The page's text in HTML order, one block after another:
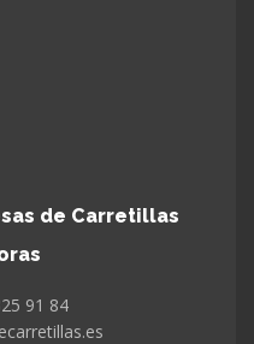
de Carretillas
91 84